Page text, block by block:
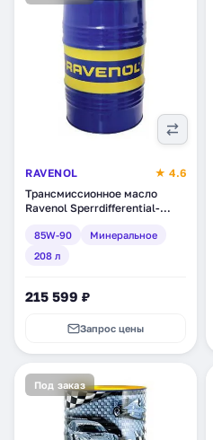
RAVENOL
★ 4.6
Трансмиссионное масло
Ravenol Sperrdifferential-
90, минеральное, 208 л
(1223301-208)
85W-90
Минеральное
208 л
215 599 ₽
Запрос цены
Под заказ